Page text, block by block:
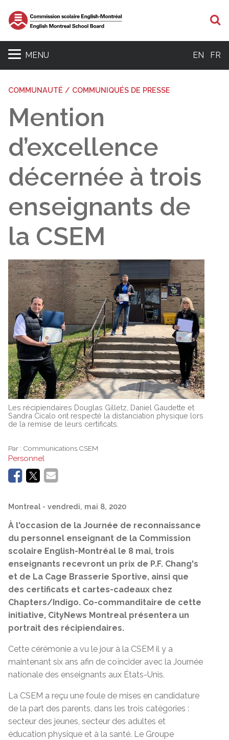
MENU EN FR
COMMUNAUTÉ / COMMUNIQUÉS DE PRESSE
Mention
d’excellence
décernée à trois
enseignants de
la CSEM
Les récipiendaires Douglas Gilletz, Daniel Gaudette et
Sandra Cicalo ont respecté la distanciation physique lors
de la remise de leurs certificats.
Par : Communications CSEM
Personnel
Montreal - vendredi, mai 8, 2020
À l'occasion de la Journée de reconnaissance
du personnel enseignant de la Commission
scolaire English-Montréal le 8 mai, trois
enseignants recevront un prix de P.F. Chang's
et de La Cage Brasserie Sportive, ainsi que
des certificats et cartes-cadeaux chez
Chapters/Indigo. Co-commanditaire de cette
initiative, CityNews Montreal présentera un
portrait des récipiendaires.
Cette cérémonie a vu le jour à la CSEM il y a
maintenant six ans afin de coïncider avec la Journée
nationale des enseignants aux États-Unis.
La CSEM a reçu une foule de mises en candidature
de la part des parents, dans les trois catégories :
secteur des jeunes, secteur des adultes et
éducation physique et à la santé. Le Groupe